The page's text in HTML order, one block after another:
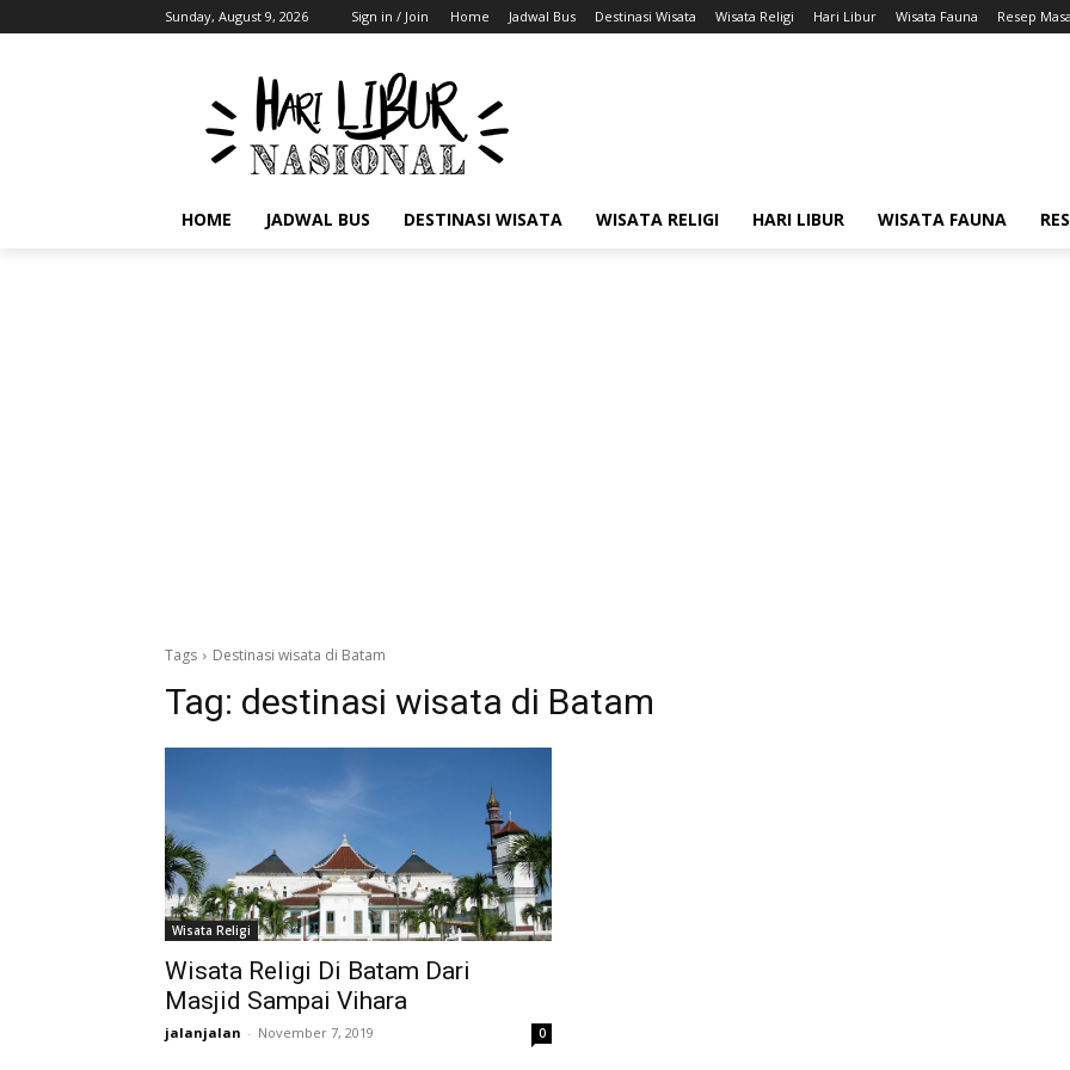
Sunday, August 9, 2026 Sign in / Join Home Jadwal Bus Destinasi Wisata Wisata Religi Hari Libur Wisata Fauna Resep
HOME JADWAL BUS DESTINASI WISATA WISATA RELIGI HARI LIBUR WISATA FAUNA
Tags Destinasi wisata di Batam
Tag: destinasi wisata di Batam
Wisata Religi
Wisata Religi Di Batam Dari
Masjid Sampai Vihara
jalanjalan - November 7, 2019 0